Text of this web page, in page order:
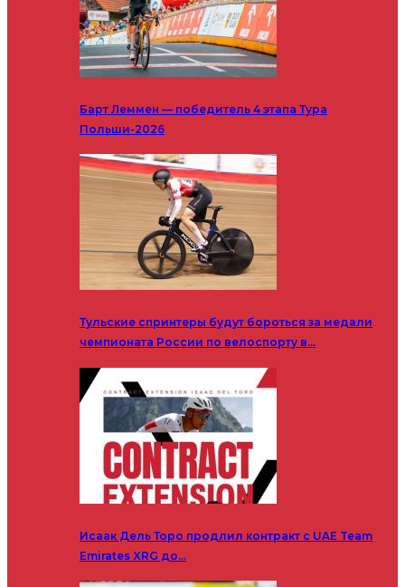
Барт Леммен — победитель 4 этапа Тура
Польши-2026
Тульские спринтеры будут бороться за медали
чемпионата России по велоспорту в…
Исаак Дель Торо продлил контракт с UAE Team
Emirates XRG до…